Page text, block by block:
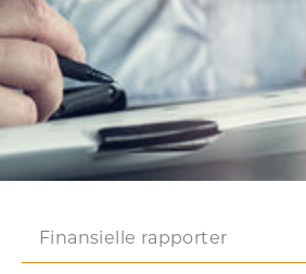
Finansielle rapporter